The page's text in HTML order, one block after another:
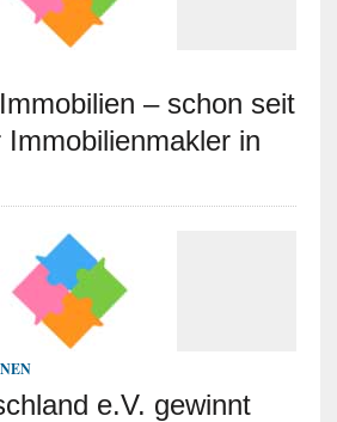
– schon seit
in
e.V. gewinnt